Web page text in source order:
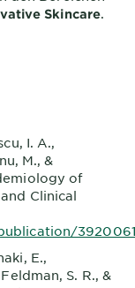
Skincare.
I. A.,
M., &
of
Clinical
E.,
S. R., &